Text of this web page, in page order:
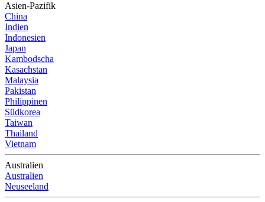
Asien-Pazifik
China
Indien
Indonesien
Japan
Kambodscha
Kasachstan
Malaysia
Pakistan
Philippinen
Südkorea
Taiwan
Thailand
Vietnam
Australien
Australien
Neuseeland